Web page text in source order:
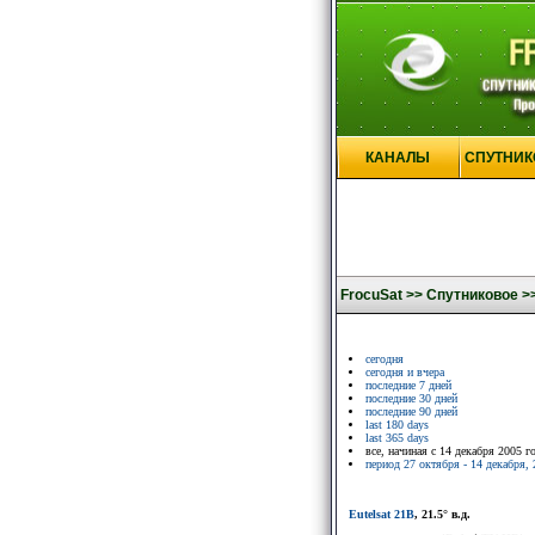
КАНАЛЫ
FrocuSat >> Спутниковое
сегодня
сегодня и вчера
последние 7 дней
последние 30 дней
последние 90 дней
last 180 days
last 365 days
все, начиная с 14 декабря 2005
период 27 октября - 14 декабря,
Eutelsat 21B, 21.5° в.д.